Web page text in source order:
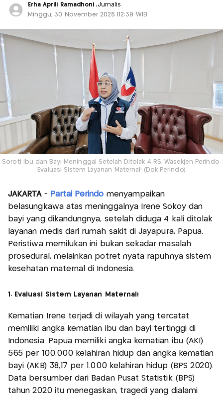
Erha Aprili Ramadhoni,Jurnalis
Minggu, 30 November 2025 |12:39 WIB
Soroti Ibu dan Bayi Meninggal Setelah Ditolak 4 RS, Wasekjen Perindo:
Evaluasi Sistem Layanan Maternal! (Dok Perindo)
JAKARTA- Partai Perindo menyampaikan
belasungkawa atas meninggalnya Irene Sokoy dan
bayi yang dikandungnya, setelah diduga 4 kali ditolak
layanan medis dari rumah sakit di Jayapura, Papua.
Peristiwa memilukan ini bukan sekadar masalah
prosedural, melainkan potret nyata rapuhnya sistem
kesehatan maternal di Indonesia.
1. Evaluasi Sistem Layanan Maternal!
Kematian Irene terjadi di wilayah yang tercatat
memiliki angka kematian ibu dan bayi tertinggi di
Indonesia. Papua memiliki angka kematian ibu (AKI)
565 per 100.000 kelahiran hidup dan angka kematian
bayi (AKB) 38,17 per 1.000 kelahiran hidup (BPS 2020).
Data bersumber dari Badan Pusat Statistik (BPS)
tahun 2020 itu menegaskan, tragedi yang dialami